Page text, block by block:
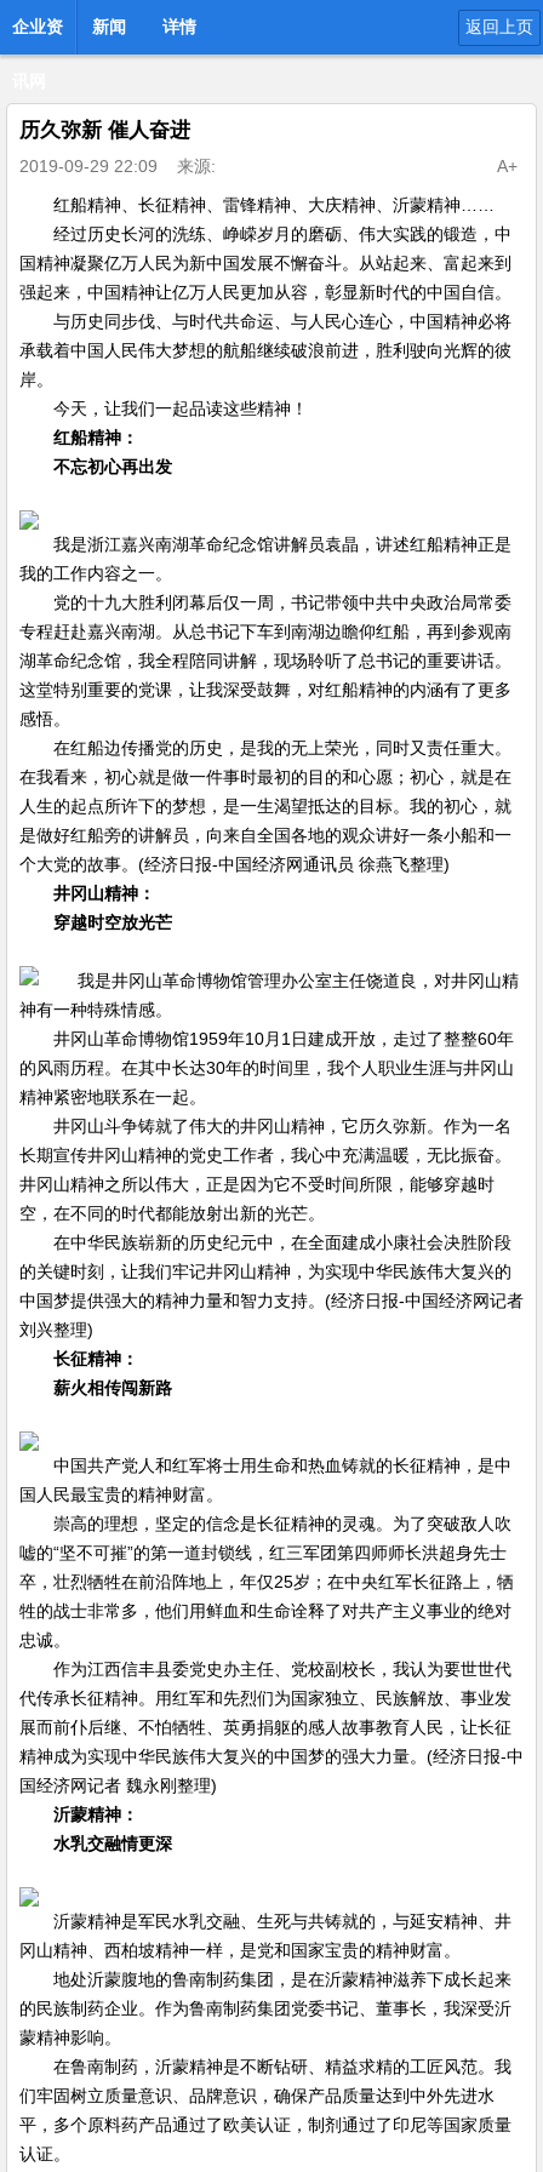
企业资 新闻 详情 返回上页
历久弥新 催人奋进
2019-09-29 22:09 来源:
A+
红船精神、长征精神、雷锋精神、大庆精神、沂蒙精神……
经过历史长河的洗练、峥嵘岁月的磨砺、伟大实践的锻造，中
国精神凝聚亿万人民为新中国发展不懈奋斗。从站起来、富起来到
强起来，中国精神让亿万人民更加从容，彰显新时代的中国自信。
与历史同步伐、与时代共命运、与人民心连心，中国精神必将
承载着中国人民伟大梦想的航船继续破浪前进，胜利驶向光辉的彼
岸。
今天，让我们一起品读这些精神！
红船精神：
不忘初心再出发
我是浙江嘉兴南湖革命纪念馆讲解员袁晶，讲述红船精神正是
我的工作内容之一。
党的十九大胜利闭幕后仅一周，书记带领中共中央政治局常委
专程赶赴嘉兴南湖。从总书记下车到南湖边瞻仰红船，再到参观南
湖革命纪念馆，我全程陪同讲解，现场聆听了总书记的重要讲话。
这堂特别重要的党课，让我深受鼓舞，对红船精神的内涵有了更多
感悟。
在红船边传播党的历史，是我的无上荣光，同时又责任重大。
在我看来，初心就是做一件事时最初的目的和心愿；初心，就是在
人生的起点所许下的梦想，是一生渴望抵达的目标。我的初心，就
是做好红船旁的讲解员，向来自全国各地的观众讲好一条小船和一
个大党的故事。(经济日报-中国经济网通讯员 徐燕飞整理)
井冈山精神：
穿越时空放光芒
我是井冈山革命博物馆管理办公室主任饶道良，对井冈山精
神有一种特殊情感。
井冈山革命博物馆1959年10月1日建成开放，走过了整整60年
的风雨历程。在其中长达30年的时间里，我个人职业生涯与井冈山
精神紧密地联系在一起。
井冈山斗争铸就了伟大的井冈山精神，它历久弥新。作为一名
长期宣传井冈山精神的党史工作者，我心中充满温暖，无比振奋。
井冈山精神之所以伟大，正是因为它不受时间所限，能够穿越时
空，在不同的时代都能放射出新的光芒。
在中华民族崭新的历史纪元中，在全面建成小康社会决胜阶段
的关键时刻，让我们牢记井冈山精神，为实现中华民族伟大复兴的
中国梦提供强大的精神力量和智力支持。(经济日报-中国经济网记者
刘兴整理)
长征精神：
薪火相传闯新路
中国共产党人和红军将士用生命和热血铸就的长征精神，是中
国人民最宝贵的精神财富。
崇高的理想，坚定的信念是长征精神的灵魂。为了突破敌人吹
嘘的“坚不可摧”的第一道封锁线，红三军团第四师师长洪超身先士
卒，壮烈牺牲在前沿阵地上，年仅25岁；在中央红军长征路上，牺
牲的战士非常多，他们用鲜血和生命诠释了对共产主义事业的绝对
忠诚。
作为江西信丰县委党史办主任、党校副校长，我认为要世世代
代传承长征精神。用红军和先烈们为国家独立、民族解放、事业发
展而前仆后继、不怕牺牲、英勇捐躯的感人故事教育人民，让长征
精神成为实现中华民族伟大复兴的中国梦的强大力量。(经济日报-中
国经济网记者 魏永刚整理)
沂蒙精神：
水乳交融情更深
沂蒙精神是军民水乳交融、生死与共铸就的，与延安精神、井
冈山精神、西柏坡精神一样，是党和国家宝贵的精神财富。
地处沂蒙腹地的鲁南制药集团，是在沂蒙精神滋养下成长起来
的民族制药企业。作为鲁南制药集团党委书记、董事长，我深受沂
蒙精神影响。
在鲁南制药，沂蒙精神是不断钻研、精益求精的工匠风范。我
们牢固树立质量意识、品牌意识，确保产品质量达到中外先进水
平，多个原料药产品通过了欧美认证，制剂通过了印尼等国家质量
认证。